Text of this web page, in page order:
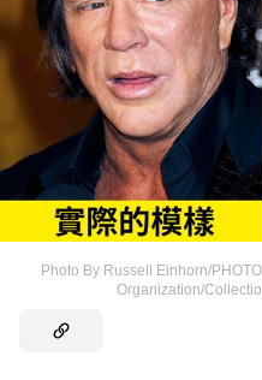
Photo By Russell Einhorn/
Organization/